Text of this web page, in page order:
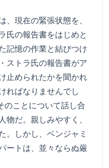
現在の緊張状態を、
氏の報告書をはじめと
記憶の作業と結びつけ
ストラ氏の報告書がア
止められたかを聞かれ
ればなりませんでし
ことについて話し合
物だ。親しみやすく、
。しかし、ベンジャミ
ートは、並々ならぬ厳